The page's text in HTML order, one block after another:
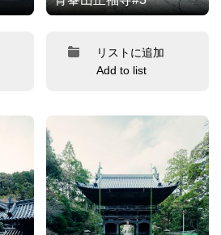
リストに追加
Add to list